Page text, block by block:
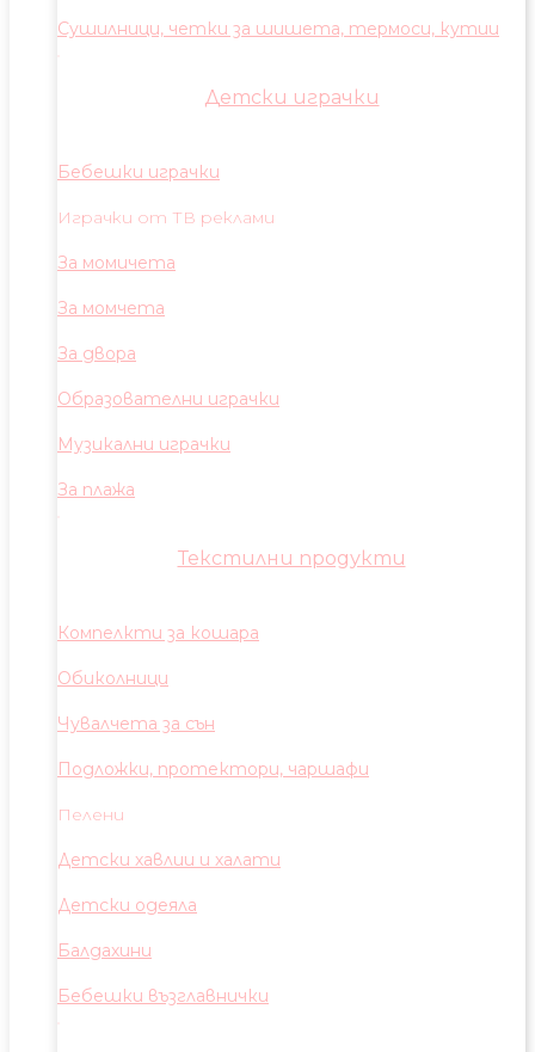
Сушилници, четки за шишета, термоси, кутии
Детски играчки
Бебешки играчки
Играчки от ТВ реклами
За момичета
За момчета
За двора
Образователни играчки
Музикални играчки
За плажа
Текстилни продукти
Компелкти за кошара
Обиколници
Чувалчета за сън
Подложки, протектори, чаршафи
Пелени
Детски хавлии и халати
Детски одеяла
Балдахини
Бебешки възглавнички